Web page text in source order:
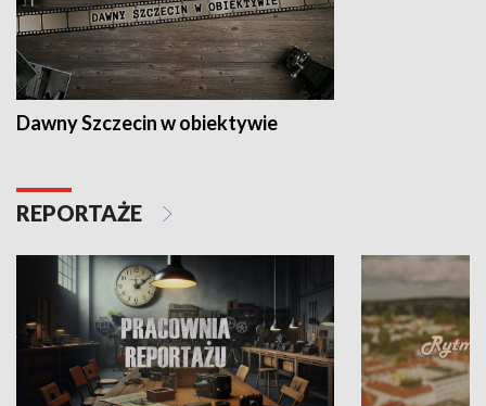
Dawny Szczecin w obiektywie
REPORTAŻE